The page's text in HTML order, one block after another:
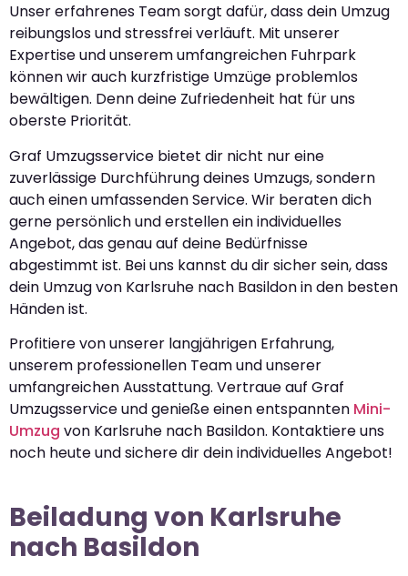
Unser erfahrenes Team sorgt dafür, dass dein Umzug
reibungslos und stressfrei verläuft. Mit unserer
Expertise und unserem umfangreichen Fuhrpark
können wir auch kurzfristige Umzüge problemlos
bewältigen. Denn deine Zufriedenheit hat für uns
oberste Priorität.
Graf Umzugsservice bietet dir nicht nur eine
zuverlässige Durchführung deines Umzugs, sondern
auch einen umfassenden Service. Wir beraten dich
gerne persönlich und erstellen ein individuelles
Angebot, das genau auf deine Bedürfnisse
abgestimmt ist. Bei uns kannst du dir sicher sein, dass
dein Umzug von Karlsruhe nach Basildon in den besten
Händen ist.
Profitiere von unserer langjährigen Erfahrung,
unserem professionellen Team und unserer
umfangreichen Ausstattung. Vertraue auf Graf
Umzugsservice und genieße einen entspannten Mini-
Umzug von Karlsruhe nach Basildon. Kontaktiere uns
noch heute und sichere dir dein individuelles Angebot!
Beiladung von Karlsruhe
nach Basildon